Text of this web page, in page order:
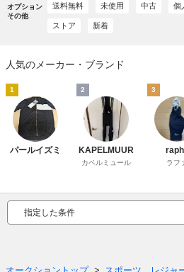
オプション
その他
送料無料 未使用 中古 個
ストア 新着
人気のメーカー・ブランド
1
パールイズミ
2
KAPELMUUR
カペルミュール
3
ラフ
指定した条件